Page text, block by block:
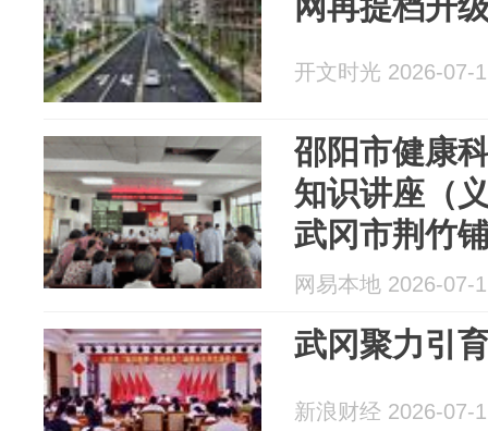
开文时光 2026-07-
邵阳市健康
知识讲座（
武冈市荆竹
网易本地 2026-07-
武冈聚力引
新浪财经 2026-07-